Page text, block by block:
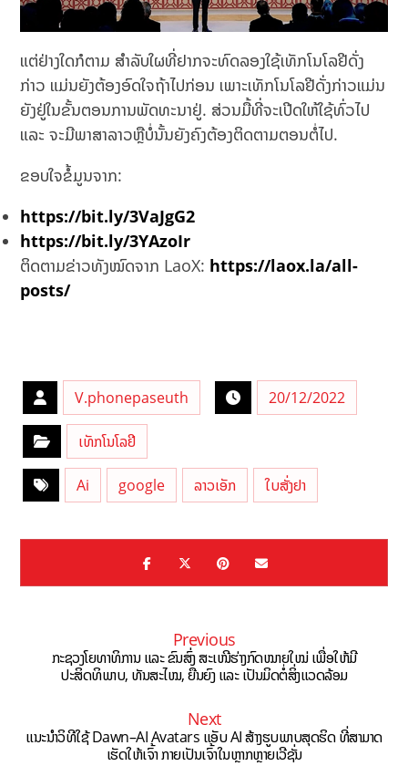
ແຕ່ຢ່າງໃດກໍຕາມ ສຳລັບໃຜທີ່ຢາກຈະທົດລອງໃຊ້ເທັກໂນໂລຢີດັ່ງ
ກ່າວ ແມ່ນຍັງຕ້ອງອົດໃຈຖ້າໄປກ່ອນ ເພາະເທັກໂນໂລຢີດັ່ງກ່າວແມ່ນ
ຍັງຢູ່ໃນຂັ້ນຕອນການພັດທະນາຢູ່. ສ່ວນມື້ທີ່ຈະເປີດໃຫ້ໃຊ້ທົ່ວໄປ
ແລະ ຈະມີພາສາລາວຫຼືບໍ່ນັ້ນຍັງຄົງຕ້ອງຕິດຕາມຕອນຕໍ່ໄປ.
ຂອບໃຈຂໍ້ມູນຈາກ:
https://bit.ly/3VaJgG2
https://bit.ly/3YAzoIr
ຕິດຕາມຂ່າວທັງໝົດຈາກ LaoX: https://laox.la/all-
posts/
V.phonepaseuth 20/12/2022
ເທັກໂນໂລຢີ
Ai google ລາວເອັກ ໃບສັ່ງຢາ
Previous
ກະຊວງໂຍທາທິການ ແລະ ຂົນສົ່ງ ສະເໜີຮ່າງກົດໝາຍໃໝ່ ເພື່ອໃຫ້ມີ
ປະສິດທິພາບ, ທັນສະໄໝ, ຍືນຍົງ ແລະ ເປັນມິດຕໍ່ສິ່ງແວດລ້ອມ
Next
ແນະນຳວິທີໃຊ້ Dawn–AI Avatars ແອັບ AI ສ້າງຮູບພາບສຸດຮິດ ທີ່ສາມາດ
ເຮັດໃຫ້ເຈົ້າ ກາຍເປັນເຈົ້າໃນຫຼາກຫຼາຍເວີຊັ່ນ